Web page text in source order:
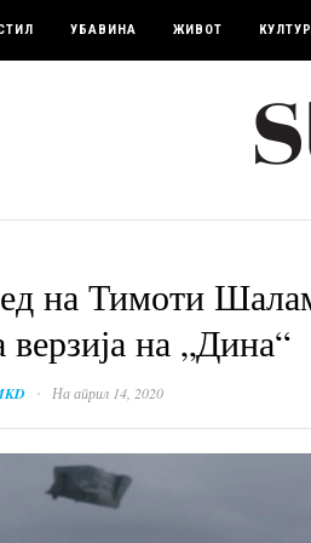
УБАВИНА ЖИВОТ
на Тимоти
верзија на „Дина“
· На април 14, 2020